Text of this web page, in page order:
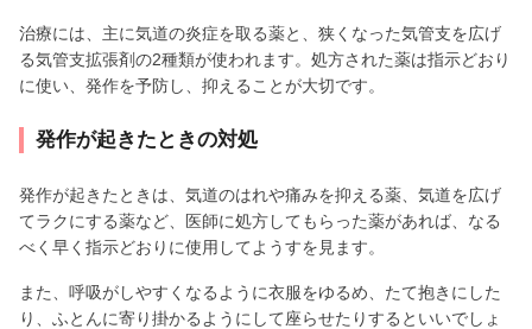
治療には、主に気道の炎症を取る薬と、狭くなった気管支を広げ
る気管支拡張剤の2種類が使われます。処方された薬は指示どおり
に使い、発作を予防し、抑えることが大切です。
発作が起きたときの対処
発作が起きたときは、気道のはれや痛みを抑える薬、気道を広げ
てラクにする薬など、医師に処方してもらった薬があれば、なる
べく早く指示どおりに使用してようすを見ます。
また、呼吸がしやすくなるように衣服をゆるめ、たて抱きにした
り、ふとんに寄り掛かるようにして座らせたりするといいでしょ